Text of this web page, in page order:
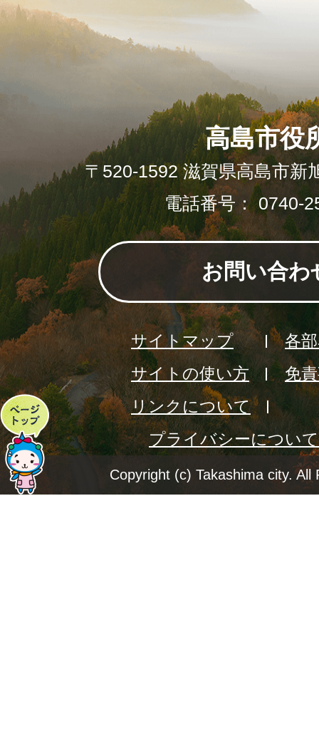
ペ
ー
ジ
高島市役
〒520-1592 滋賀県高島市新
電話番号： 0740-
お問い合わ
サイトマップ
各
サイトの使い方
免
リンクについて
プライバシーについて
Copyright (c) Takashima city. All